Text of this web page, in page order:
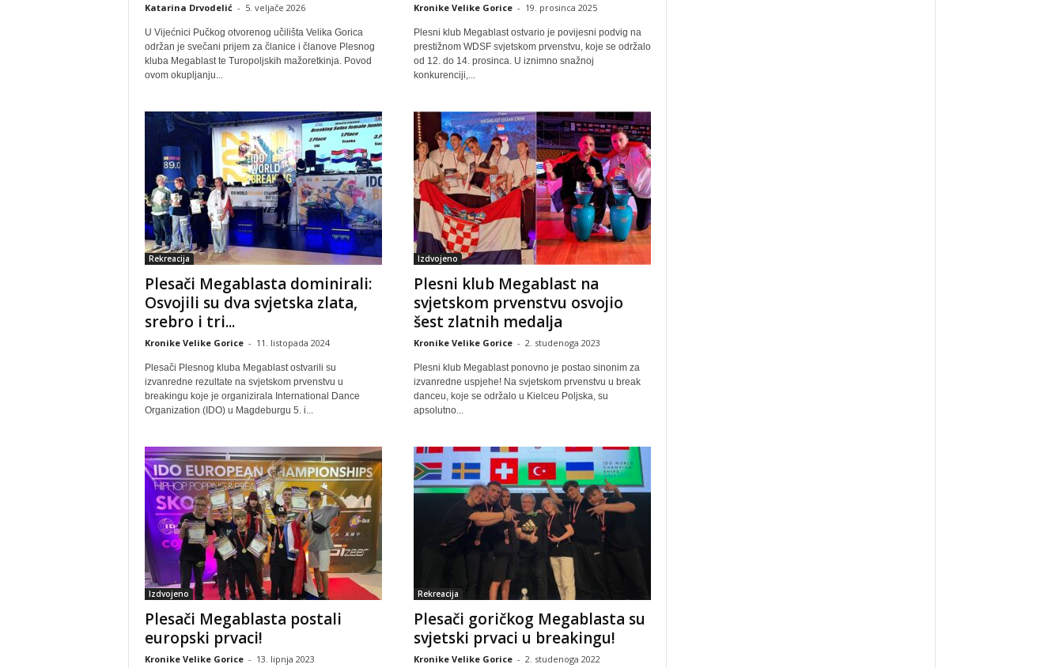
Katarina Drvodelić - 5. veljače 2026
U Vijećnici Pučkog otvorenog učilišta Velika Gorica
održan je svečani prijem za članice i članove Plesnog
kluba Megablast te Turopoljskih mažoretkinja. Povod
ovom okupljanju...
Kronike Velike Gorice - 19. prosinca 2025
Plesni klub Megablast ostvario je povijesni podvig na
prestižnom WDSF svjetskom prvenstvu, koje se održalo
od 12. do 14. prosinca. U iznimno snažnoj
konkurenciji,...
Rekreacija
Plesači Megablasta dominirali:
Osvojili su dva svjetska zlata,
srebro i tri...
Kronike Velike Gorice - 11. listopada 2024
Plesači Plesnog kluba Megablast ostvarili su
izvanredne rezultate na svjetskom prvenstvu u
breakingu koje je organizirala International Dance
Organization (IDO) u Magdeburgu 5. i...
Izdvojeno
Plesni klub Megablast na
svjetskom prvenstvu osvojio
šest zlatnih medalja
Kronike Velike Gorice - 2. studenoga 2023
Plesni klub Megablast ponovno je postao sinonim za
izvanredne uspjehe! Na svjetskom prvenstvu u break
danceu, koje se održalo u Kielceu Poljska, su
apsolutno...
Izdvojeno
Plesači Megablasta postali
europski prvaci!
Kronike Velike Gorice - 13. lipnja 2023
Rekreacija
Plesači goričkog Megablasta su
svjetski prvaci u breakingu!
Kronike Velike Gorice - 2. studenoga 2022